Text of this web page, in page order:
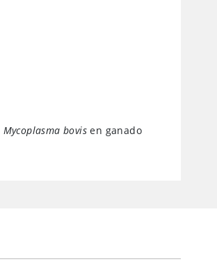
Mycoplasma bovis en ganado